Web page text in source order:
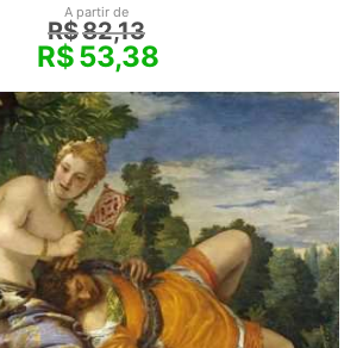
A partir de
R$82,13
R$53,38